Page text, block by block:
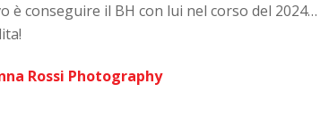
conseguire il BH con lui nel corso del 2024…
Rossi Photography